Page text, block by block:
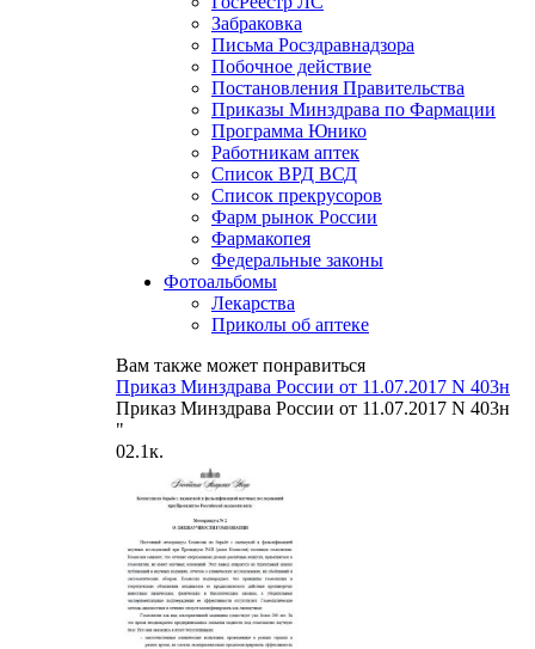
Забраковка
Письма Росздравнадзора
Побочное действие
Постановления Правительства
Приказы Минздрава по Фармации
Программа Юнико
Работникам аптек
Список ВРД ВСД
Список прекрусоров
Фарм рынок России
Фармакопея
Федеральные законы
Фотоальбомы
Лекарства
Приколы об аптеке
Вам также может понравиться
Приказ Минздрава России от 11.07.2017 N 403н
Приказ Минздрава России от 11.07.2017 N 403н
"
02.1к.